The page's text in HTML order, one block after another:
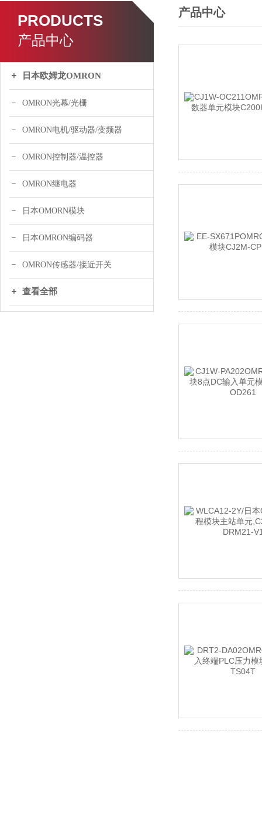
PRODUCTS
产品中心
日本欧姆龙OMRON
OMRON光幕/光栅
OMRON电机/驱动器/变频器
OMRON控制器/温控器
OMRON继电器
日本OMORN模块
日本OMRON编码器
OMRON传感器/接近开关
查看全部
产品中心